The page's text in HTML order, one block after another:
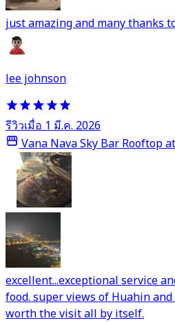
just amazing and many thanks
lee johnson
รีวิวเมื่อ 1 มี.ค. 2026
Vana Nava Sky Bar Rooftop
excellent...exceptional service
food. super views of Huahin
worth the visit all by itself.